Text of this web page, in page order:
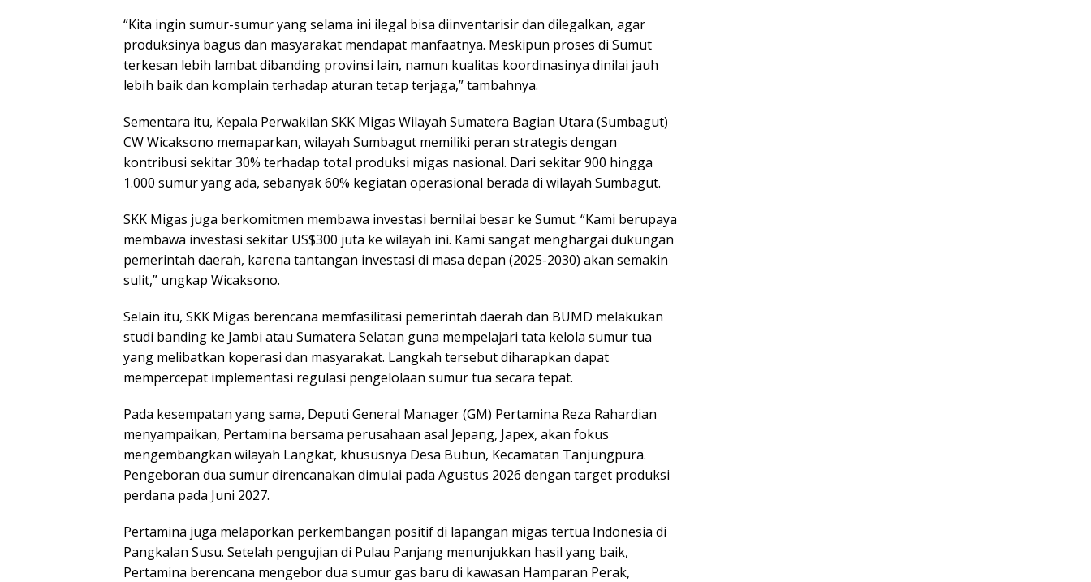
“Kita ingin sumur-sumur yang selama ini ilegal bisa diinventarisir dan dilegalkan, agar
produksinya bagus dan masyarakat mendapat manfaatnya. Meskipun proses di Sumut
terkesan lebih lambat dibanding provinsi lain, namun kualitas koordinasinya dinilai jauh
lebih baik dan komplain terhadap aturan tetap terjaga,” tambahnya.
Sementara itu, Kepala Perwakilan SKK Migas Wilayah Sumatera Bagian Utara (Sumbagut)
CW Wicaksono memaparkan, wilayah Sumbagut memiliki peran strategis dengan
kontribusi sekitar 30% terhadap total produksi migas nasional. Dari sekitar 900 hingga
1.000 sumur yang ada, sebanyak 60% kegiatan operasional berada di wilayah Sumbagut.
SKK Migas juga berkomitmen membawa investasi bernilai besar ke Sumut. “Kami berupaya
membawa investasi sekitar US$300 juta ke wilayah ini. Kami sangat menghargai dukungan
pemerintah daerah, karena tantangan investasi di masa depan (2025-2030) akan semakin
sulit,” ungkap Wicaksono.
Selain itu, SKK Migas berencana memfasilitasi pemerintah daerah dan BUMD melakukan
studi banding ke Jambi atau Sumatera Selatan guna mempelajari tata kelola sumur tua
yang melibatkan koperasi dan masyarakat. Langkah tersebut diharapkan dapat
mempercepat implementasi regulasi pengelolaan sumur tua secara tepat.
Pada kesempatan yang sama, Deputi General Manager (GM) Pertamina Reza Rahardian
menyampaikan, Pertamina bersama perusahaan asal Jepang, Japex, akan fokus
mengembangkan wilayah Langkat, khususnya Desa Bubun, Kecamatan Tanjungpura.
Pengeboran dua sumur direncanakan dimulai pada Agustus 2026 dengan target produksi
perdana pada Juni 2027.
Pertamina juga melaporkan perkembangan positif di lapangan migas tertua Indonesia di
Pangkalan Susu. Setelah pengujian di Pulau Panjang menunjukkan hasil yang baik,
Pertamina berencana mengebor dua sumur gas baru di kawasan Hamparan Perak,